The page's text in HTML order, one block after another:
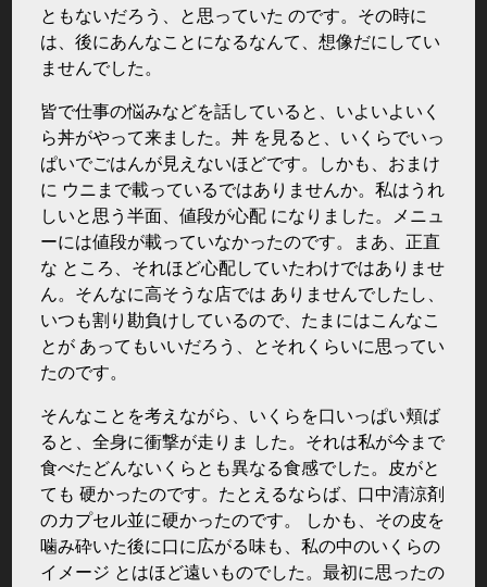
ともないだろう、と思っていた のです。その時に
は、後にあんなことになるなんて、想像だにしてい
ませんでした。
皆で仕事の悩みなどを話していると、いよいよいく
ら丼がやって来ました。丼 を見ると、いくらでいっ
ぱいでごはんが見えないほどです。しかも、おまけ
に ウニまで載っているではありませんか。私はうれ
しいと思う半面、値段が心配 になりました。メニュ
ーには値段が載っていなかったのです。まあ、正直
な ところ、それほど心配していたわけではありませ
ん。そんなに高そうな店では ありませんでしたし、
いつも割り勘負けしているので、たまにはこんなこ
とが あってもいいだろう、とそれくらいに思ってい
たのです。
そんなことを考えながら、いくらを口いっぱい頬ば
ると、全身に衝撃が走りま した。それは私が今まで
食べたどんないくらとも異なる食感でした。皮がと
ても 硬かったのです。たとえるならば、口中清涼剤
のカプセル並に硬かったのです。 しかも、その皮を
噛み砕いた後に口に広がる味も、私の中のいくらの
イメージ とはほど遠いものでした。最初に思ったの